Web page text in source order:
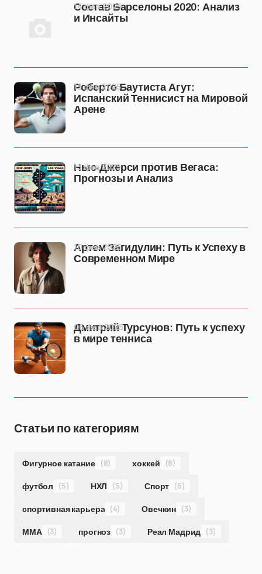
Состав Барселоны 2020: Анализ
и Инсайты
14 фев 2025
Роберто Баутиста Агут:
Испанский Теннисист на Мировой
Арене
13 фев 2025
Нью-Джерси против Вегаса:
Прогнозы и Анализ
13 фев 2025
Артем Загидулин: Путь к Успеху в
Современном Мире
10 фев 2025
Дмитрий Турсунов: Путь к успеху
в мире тенниса
06 фев 2025
Статьи по категориям
Фигурное катание (8) хоккей (8)
футбол (5) НХЛ (5) Спорт (5)
спортивная карьера (4) Овечкин (3)
ММА (3) прогноз (3) Реал Мадрид (3)